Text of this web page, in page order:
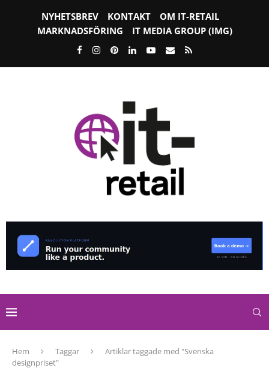
NYHETSBREV KONTAKT
OM IT-RETAIL
MARKNADSFÖRING
IT MEDIA GROUP (IMG)
Hem Taggar
Artiklar taggade med "Svenska
designpriset"